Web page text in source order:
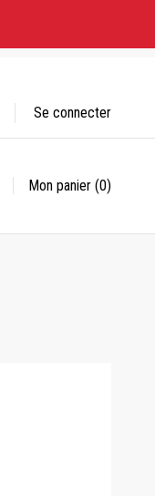
Mon panier (0)
Se connecter